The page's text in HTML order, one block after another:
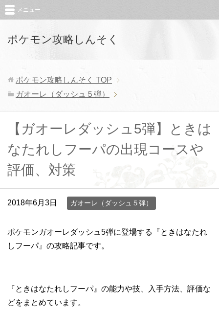
ポケモン攻略しんそく
メニュー
ポケモン攻略しんそく TOP
ガオーレ（ダッシュ５弾）
【ガオーレダッシュ5弾】ときは
なたれしフーパの出現コースや
評価、対策
2018年6月3日 ガオーレ（ダッシュ５弾）
ポケモンガオーレダッシュ5弾に登場する『ときはなたれ
しフーパ』の攻略記事です。
『ときはなたれしフーパ』の能力や技、入手方法、評価な
どをまとめています。